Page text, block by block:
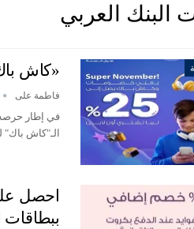
البنك العربي
«كاش باك» حتى 500 جنيه..
فاطمة على
في إطار
الـ"كاش باك"
ببطاقات